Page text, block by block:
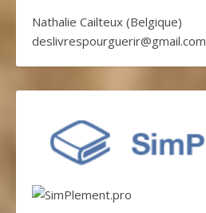
Nathalie Cailteux (Belgique)
deslivrespourguerir@gmail.com